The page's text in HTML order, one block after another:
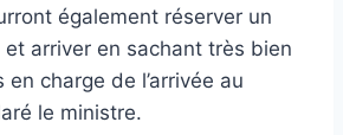
également réserver un
et arriver en sachant très bien
en charge de l’arrivée au
le ministre.